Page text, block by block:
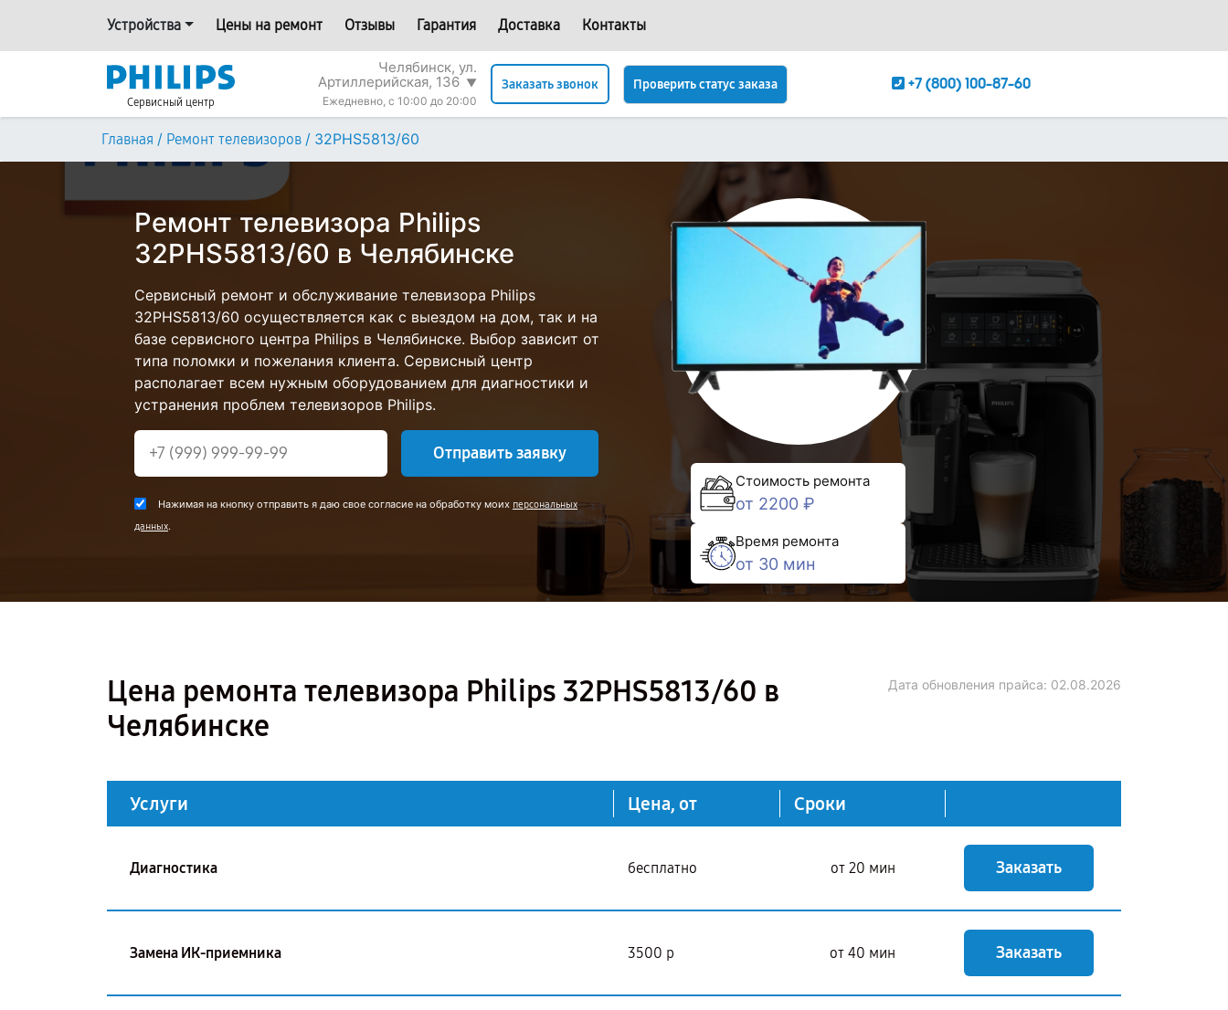
Устройства Цены на ремонт Отзывы Гарантия Доставка Контакты
Сервисный центр
Челябинск, ул.
Артиллерийская, 136 ▼
Ежедневно, с 10:00 до 20:00
Заказать звонок Проверить статус заказа +7 (800) 100-87-60
Главная / Ремонт телевизоров / 32PHS5813/60
Ремонт телевизора Philips
32PHS5813/60 в Челябинске
Сервисный ремонт и обслуживание телевизора Philips
32PHS5813/60 осуществляется как с выездом на дом, так и на
базе сервисного центра Philips в Челябинске. Выбор зависит от
типа поломки и пожелания клиента. Сервисный центр
располагает всем нужным оборудованием для диагностики и
устранения проблем телевизоров Philips.
Отправить заявку
Нажимая на кнопку отправить я даю свое согласие на обработку моих персональных
данных.
Стоимость ремонта
от 2200 ₽
Время ремонта
от 30 мин
Цена ремонта телевизора Philips 32PHS5813/60 в
Челябинске
Дата обновления прайса: 02.08.2026
Услуги Цена, от Сроки
Диагностика бесплатно от 20 мин Заказать
Замена ИК-приемника 3500 р от 40 мин Заказать